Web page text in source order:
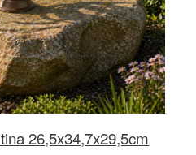
26,5x34,7x29,5cm